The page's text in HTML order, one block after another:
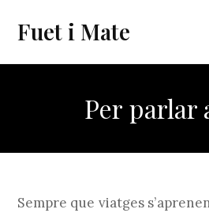
contingut
Fuet i Mate
Per parlar
Sempre que viatges